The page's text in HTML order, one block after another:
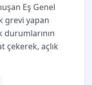
Eş Genel
grevi yapan
çekerek, açlık